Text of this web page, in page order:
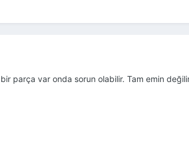
parça var onda sorun olabilir. Tam emin